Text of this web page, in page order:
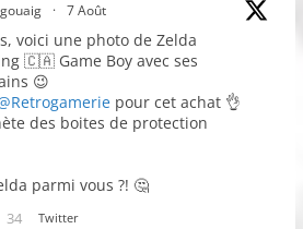
· 7 Août
voici une photo de Zelda
🇨🇦 Game Boy avec ses
😉
pour cet achat 👌
des boites de protection
parmi vous ?! 🤔
34 Twitter